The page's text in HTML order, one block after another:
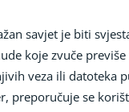
savjet je biti
koje zvuče
veza ili datoteka
preporučuje se